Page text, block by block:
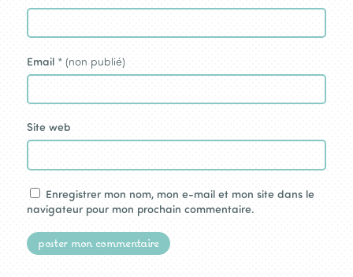
Email * (non publié)
Site web
Enregistrer mon nom, mon e-mail et mon site dans le
navigateur pour mon prochain commentaire.